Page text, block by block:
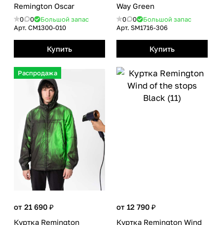
Remington Oscar
0 0
Большой запас
Арт. CM1300-010
Купить
Way Green
0 0
Большой запас
Арт. SM1716-306
Купить
Распродажа
от 21 690 ₽
Куртка Remington
от 12 790 ₽
Куртка Remington Wind